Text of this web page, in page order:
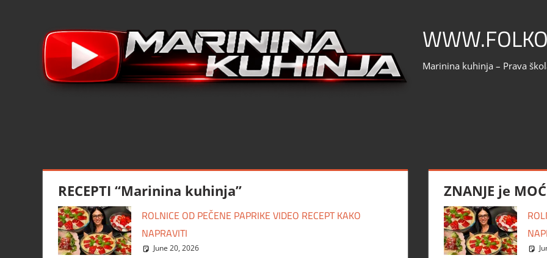
Marinina kuhinja – Prava
RECEPTI “Marinina kuhinja”
ROLNICE OD PEČENE PAPRIKE VIDEO RECEPT KAKO
NAPRAVITI
June 20, 2026
ZNANJE je MOĆ